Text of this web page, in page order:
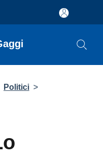
>